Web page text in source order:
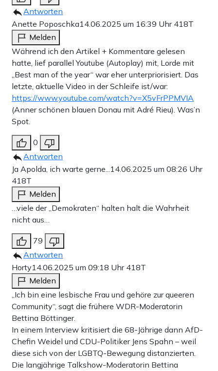
Antworten
Anette Poposchka14.06.2025 um 16:39 Uhr 418T
Melden
Während ich den Artikel + Kommentare gelesen
hatte, lief parallel Youtube (Autoplay) mit, Lorde mit
„Best man of the year“ war eher unterpriorisiert. Das
letzte, aktuelle Video in der Schleife ist/war:
https://www.youtube.com/watch?v=X5vFrPPMVIA
(Anner schönen blauen Donau mit Adré Rieu). Was’n
Spot.
0
Antworten
Ja Apolda, ich warte gerne...14.06.2025 um 08:26 Uhr
418T
Melden
…viele der „Demokraten“ halten halt die Wahrheit
nicht aus…
79
Antworten
Horty14.06.2025 um 09:18 Uhr 418T
Melden
„Ich bin eine lesbische Frau und gehöre zur queeren
Community“, sagt die frühere WDR-Moderatorin
Bettina Böttinger.
In einem Interview kritisiert die 68-Jährige dann AfD-
Chefin Weidel und CDU-Politiker Jens Spahn – weil
diese sich von der LGBTQ-Bewegung distanzierten.
Die langjährige Talkshow-Moderatorin Bettina